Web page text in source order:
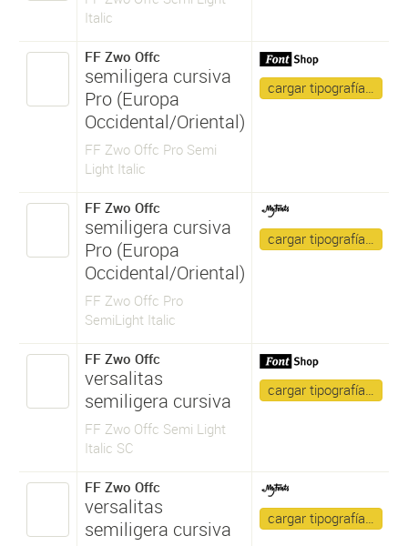
Italic
FF Zwo Offc
semiligera cursiva
Pro (Europa
Occidental/Oriental)
FF Zwo Offc Pro Semi
Light Italic
cargar tipografía…
FF Zwo Offc
semiligera cursiva
Pro (Europa
Occidental/Oriental)
FF Zwo Offc Pro
SemiLight Italic
cargar tipografía…
FF Zwo Offc
versalitas
semiligera cursiva
FF Zwo Offc Semi Light
Italic SC
cargar tipografía…
FF Zwo Offc
versalitas
semiligera cursiva
cargar tipografía…